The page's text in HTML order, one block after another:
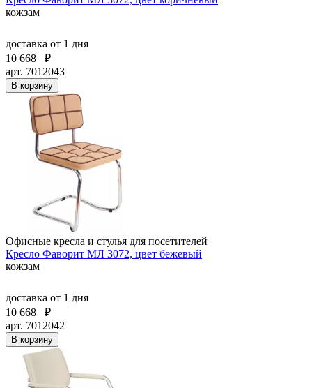
кожзам
доставка от 1 дня
10 668
₽
арт. 7012043
В корзину
Офисные кресла и стулья для посетителей
Кресло Фаворит МЛ 3072, цвет бежевый
кожзам
доставка от 1 дня
10 668
₽
арт. 7012042
В корзину